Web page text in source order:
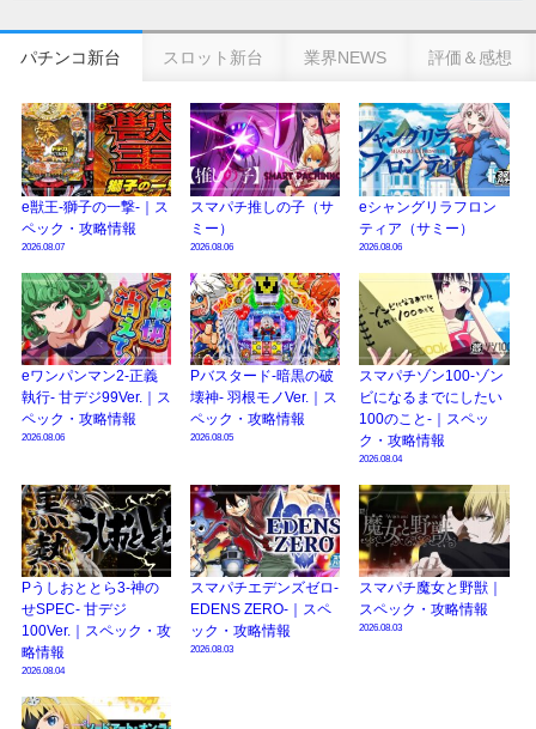
の幸せ空間、好感触のフェアスタート、原作愛溢れる演出に感動 etc…
日遊協、ファン調査2025を発表｜使用金額中央値「1万円-3万円/1回」「遊技
歴20年以上が50％以上」等々…
【2025年】エイプリルフール話題（ネタ）まとめ｜ぱちんこパチスロ関連【4
月1日】
パチンコ新台 スロット新台 業界NEWS 評価＆感想
e獣王-獅子の一撃-｜ス
ペック・攻略情報
2026.08.07
スマパチ推しの子（サ
ミー）
2026.08.06
eシャングリラフロン
ティア（サミー）
2026.08.06
eワンパンマン2-正義
執行- 甘デジ99Ver.｜ス
ペック・攻略情報
2026.08.06
Pバスタード-暗黒の破
壊神- 羽根モノVer.｜ス
ペック・攻略情報
2026.08.05
スマパチゾン100-ゾン
ビになるまでにしたい
100のこと-｜スペッ
ク・攻略情報
2026.08.04
Pうしおととら3-神の
せSPEC- 甘デジ
100Ver.｜スペック・攻
略情報
2026.08.04
スマパチエデンズゼロ-
EDENS ZERO-｜スペ
ック・攻略情報
2026.08.03
スマパチ魔女と野獣｜
スペック・攻略情報
2026.08.03